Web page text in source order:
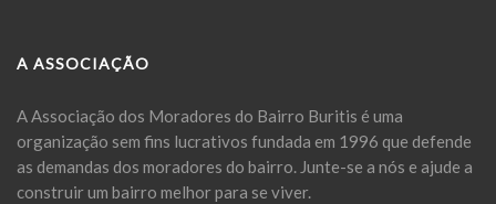
A ASSOCIAÇÃO
A Associação dos Moradores do Bairro Buritis é uma
organização sem fins lucrativos fundada em 1996 que defende
as demandas dos moradores do bairro. Junte-se a nós e ajude a
construir um bairro melhor para se viver.